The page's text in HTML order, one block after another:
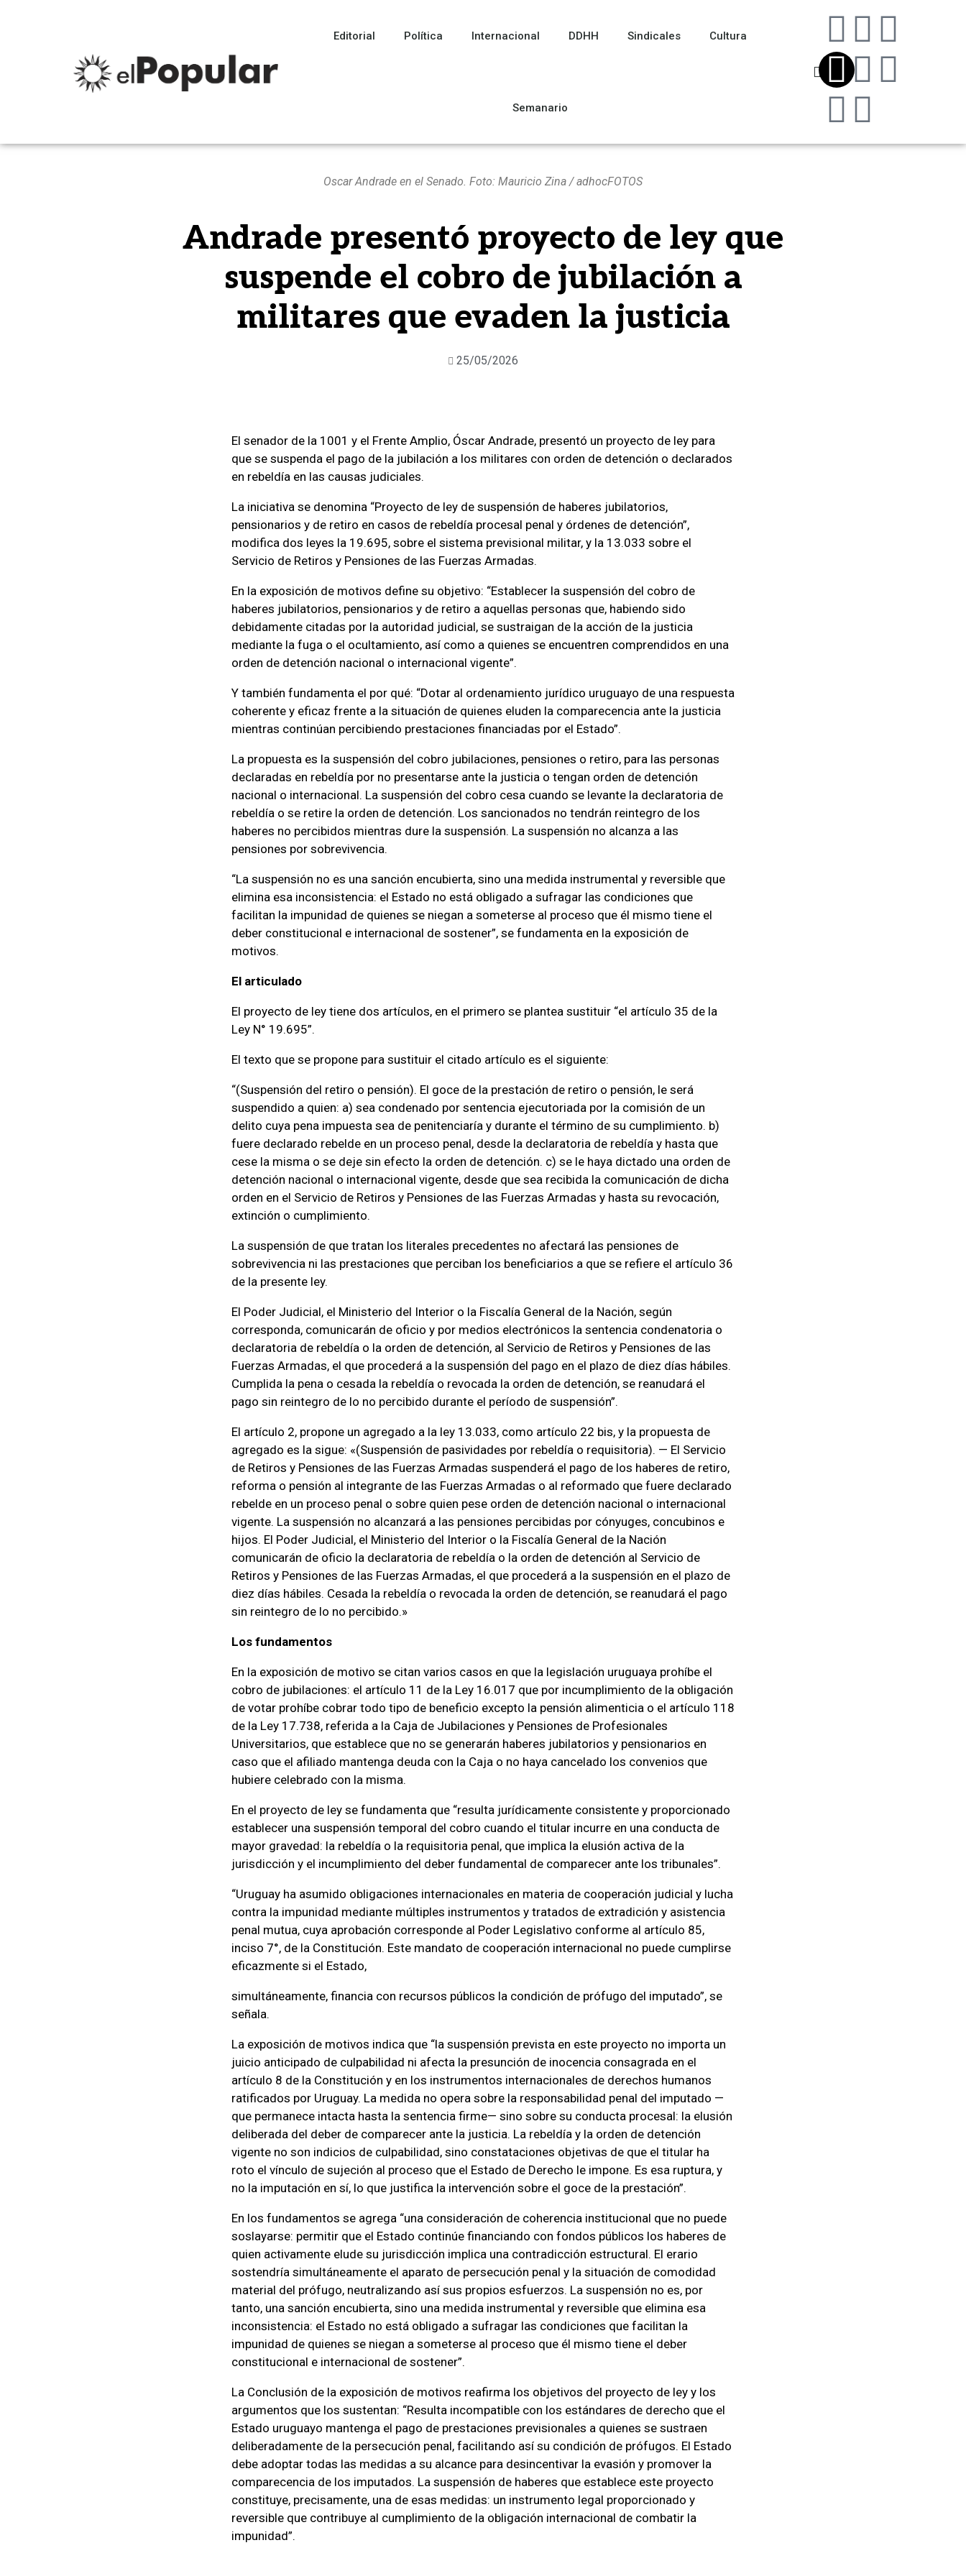
Editorial Política Internacional DDHH Sindicales Cultura
Semanario
Oscar Andrade en el Senado. Foto: Mauricio Zina / adhocFOTOS
Andrade presentó proyecto de ley que
suspende el cobro de jubilación a
militares que evaden la justicia
25/05/2026
El senador de la 1001 y el Frente Amplio, Óscar Andrade, presentó un proyecto de ley para
que se suspenda el pago de la jubilación a los militares con orden de detención o declarados
en rebeldía en las causas judiciales.
La iniciativa se denomina “Proyecto de ley de suspensión de haberes jubilatorios,
pensionarios y de retiro en casos de rebeldía procesal penal y órdenes de detención”,
modifica dos leyes la 19.695, sobre el sistema previsional militar, y la 13.033 sobre el
Servicio de Retiros y Pensiones de las Fuerzas Armadas.
En la exposición de motivos define su objetivo: “Establecer la suspensión del cobro de
haberes jubilatorios, pensionarios y de retiro a aquellas personas que, habiendo sido
debidamente citadas por la autoridad judicial, se sustraigan de la acción de la justicia
mediante la fuga o el ocultamiento, así como a quienes se encuentren comprendidos en una
orden de detención nacional o internacional vigente”.
Y también fundamenta el por qué: “Dotar al ordenamiento jurídico uruguayo de una respuesta
coherente y eficaz frente a la situación de quienes eluden la comparecencia ante la justicia
mientras continúan percibiendo prestaciones financiadas por el Estado”.
La propuesta es la suspensión del cobro jubilaciones, pensiones o retiro, para las personas
declaradas en rebeldía por no presentarse ante la justicia o tengan orden de detención
nacional o internacional. La suspensión del cobro cesa cuando se levante la declaratoria de
rebeldía o se retire la orden de detención. Los sancionados no tendrán reintegro de los
haberes no percibidos mientras dure la suspensión. La suspensión no alcanza a las
pensiones por sobrevivencia.
“La suspensión no es una sanción encubierta, sino una medida instrumental y reversible que
elimina esa inconsistencia: el Estado no está obligado a sufragar las condiciones que
facilitan la impunidad de quienes se niegan a someterse al proceso que él mismo tiene el
deber constitucional e internacional de sostener”, se fundamenta en la exposición de
motivos.
El articulado
El proyecto de ley tiene dos artículos, en el primero se plantea sustituir “el artículo 35 de la
Ley N° 19.695”.
El texto que se propone para sustituir el citado artículo es el siguiente:
“(Suspensión del retiro o pensión). El goce de la prestación de retiro o pensión, le será
suspendido a quien: a) sea condenado por sentencia ejecutoriada por la comisión de un
delito cuya pena impuesta sea de penitenciaría y durante el término de su cumplimiento. b)
fuere declarado rebelde en un proceso penal, desde la declaratoria de rebeldía y hasta que
cese la misma o se deje sin efecto la orden de detención. c) se le haya dictado una orden de
detención nacional o internacional vigente, desde que sea recibida la comunicación de dicha
orden en el Servicio de Retiros y Pensiones de las Fuerzas Armadas y hasta su revocación,
extinción o cumplimiento.
La suspensión de que tratan los literales precedentes no afectará las pensiones de
sobrevivencia ni las prestaciones que perciban los beneficiarios a que se refiere el artículo 36
de la presente ley.
El Poder Judicial, el Ministerio del Interior o la Fiscalía General de la Nación, según
corresponda, comunicarán de oficio y por medios electrónicos la sentencia condenatoria o
declaratoria de rebeldía o la orden de detención, al Servicio de Retiros y Pensiones de las
Fuerzas Armadas, el que procederá a la suspensión del pago en el plazo de diez días hábiles.
Cumplida la pena o cesada la rebeldía o revocada la orden de detención, se reanudará el
pago sin reintegro de lo no percibido durante el período de suspensión”.
El artículo 2, propone un agregado a la ley 13.033, como artículo 22 bis, y la propuesta de
agregado es la sigue: «(Suspensión de pasividades por rebeldía o requisitoria). — El Servicio
de Retiros y Pensiones de las Fuerzas Armadas suspenderá el pago de los haberes de retiro,
reforma o pensión al integrante de las Fuerzas Armadas o al reformado que fuere declarado
rebelde en un proceso penal o sobre quien pese orden de detención nacional o internacional
vigente. La suspensión no alcanzará a las pensiones percibidas por cónyuges, concubinos e
hijos. El Poder Judicial, el Ministerio del Interior o la Fiscalía General de la Nación
comunicarán de oficio la declaratoria de rebeldía o la orden de detención al Servicio de
Retiros y Pensiones de las Fuerzas Armadas, el que procederá a la suspensión en el plazo de
diez días hábiles. Cesada la rebeldía o revocada la orden de detención, se reanudará el pago
sin reintegro de lo no percibido.»
Los fundamentos
En la exposición de motivo se citan varios casos en que la legislación uruguaya prohíbe el
cobro de jubilaciones: el artículo 11 de la Ley 16.017 que por incumplimiento de la obligación
de votar prohíbe cobrar todo tipo de beneficio excepto la pensión alimenticia o el artículo 118
de la Ley 17.738, referida a la Caja de Jubilaciones y Pensiones de Profesionales
Universitarios, que establece que no se generarán haberes jubilatorios y pensionarios en
caso que el afiliado mantenga deuda con la Caja o no haya cancelado los convenios que
hubiere celebrado con la misma.
En el proyecto de ley se fundamenta que “resulta jurídicamente consistente y proporcionado
establecer una suspensión temporal del cobro cuando el titular incurre en una conducta de
mayor gravedad: la rebeldía o la requisitoria penal, que implica la elusión activa de la
jurisdicción y el incumplimiento del deber fundamental de comparecer ante los tribunales”.
“Uruguay ha asumido obligaciones internacionales en materia de cooperación judicial y lucha
contra la impunidad mediante múltiples instrumentos y tratados de extradición y asistencia
penal mutua, cuya aprobación corresponde al Poder Legislativo conforme al artículo 85,
inciso 7°, de la Constitución. Este mandato de cooperación internacional no puede cumplirse
eficazmente si el Estado,
simultáneamente, financia con recursos públicos la condición de prófugo del imputado”, se
señala.
La exposición de motivos indica que “la suspensión prevista en este proyecto no importa un
juicio anticipado de culpabilidad ni afecta la presunción de inocencia consagrada en el
artículo 8 de la Constitución y en los instrumentos internacionales de derechos humanos
ratificados por Uruguay. La medida no opera sobre la responsabilidad penal del imputado —
que permanece intacta hasta la sentencia firme— sino sobre su conducta procesal: la elusión
deliberada del deber de comparecer ante la justicia. La rebeldía y la orden de detención
vigente no son indicios de culpabilidad, sino constataciones objetivas de que el titular ha
roto el vínculo de sujeción al proceso que el Estado de Derecho le impone. Es esa ruptura, y
no la imputación en sí, lo que justifica la intervención sobre el goce de la prestación”.
En los fundamentos se agrega “una consideración de coherencia institucional que no puede
soslayarse: permitir que el Estado continúe financiando con fondos públicos los haberes de
quien activamente elude su jurisdicción implica una contradicción estructural. El erario
sostendría simultáneamente el aparato de persecución penal y la situación de comodidad
material del prófugo, neutralizando así sus propios esfuerzos. La suspensión no es, por
tanto, una sanción encubierta, sino una medida instrumental y reversible que elimina esa
inconsistencia: el Estado no está obligado a sufragar las condiciones que facilitan la
impunidad de quienes se niegan a someterse al proceso que él mismo tiene el deber
constitucional e internacional de sostener”.
La Conclusión de la exposición de motivos reafirma los objetivos del proyecto de ley y los
argumentos que los sustentan: “Resulta incompatible con los estándares de derecho que el
Estado uruguayo mantenga el pago de prestaciones previsionales a quienes se sustraen
deliberadamente de la persecución penal, facilitando así su condición de prófugos. El Estado
debe adoptar todas las medidas a su alcance para desincentivar la evasión y promover la
comparecencia de los imputados. La suspensión de haberes que establece este proyecto
constituye, precisamente, una de esas medidas: un instrumento legal proporcionado y
reversible que contribuye al cumplimiento de la obligación internacional de combatir la
impunidad”.